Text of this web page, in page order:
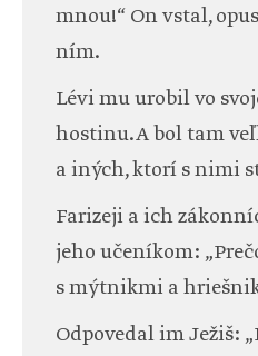
mnou!“ On vstal,
ním.
Lévi mu urobil vo
hostinu. A bol tam
a iných, ktorí s nimi
Farizeji a ich
jeho učeníkom:
s mýtnikmi a
Odpovedal im Ježiš: